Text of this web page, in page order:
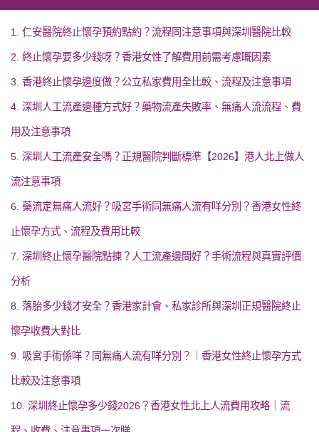
1. 仁安醫院終止懷孕預約點約？流程同注意事項與深圳醫院比較
2. 終止懷孕要多少錢呀？香港女性了解費用前需考慮嘅因素
3. 香港終止懷孕邊度做？公立私家費用全比較、流程及注意事項
4. 深圳人工流產邊種方式好？藥物流產失敗率、無痛人流流程、費
用及注意事項
5. 深圳人工流產安全嗎？正規醫院判斷標準【2026】港人北上做人
流注意事項
6. 藥流定無痛人流好？吸宮手術同無痛人流有咩分別？香港女性終
止懷孕方式、流程及費用比較
7. 深圳終止懷孕醫院點揀？人工流產邊間好？手術流程與真實評價
分析
8. 落胎多少錢才安全？香港家計會、私家診所與深圳正規醫院終止
懷孕收費大對比
9. 吸宮手術係咩？同無痛人流有咩分別？｜香港女性終止懷孕方式
比較及注意事項
10. 深圳終止懷孕多少錢2026？香港女性北上人流費用攻略｜流